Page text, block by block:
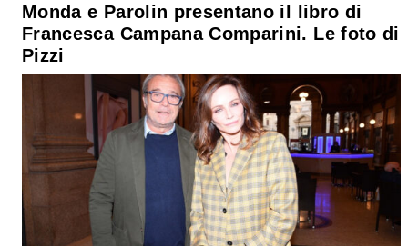
Monda e Parolin presentano il libro di
Francesca Campana Comparini. Le foto di
Pizzi